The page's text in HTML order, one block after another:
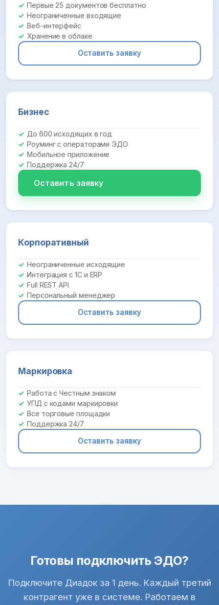
Первые 25 документов бесплатно
Неограниченные входящие
Веб-интерфейс
Хранение в облаке
Оставить заявку
Бизнес
До 600 исходящих в год
Роуминг с операторами ЭДО
Мобильное приложение
Поддержка 24/7
Оставить заявку
Корпоративный
Неограниченные исходящие
Интеграция с 1С и ERP
Full REST API
Персональный менеджер
Оставить заявку
Маркировка
Работа с Честным знаком
УПД с кодами маркировки
Все торговые площадки
Поддержка 24/7
Оставить заявку
Готовы подключить ЭДО?
Подключите Диадок за 1 день. Каждый третий
контрагент уже в системе. Работаем в